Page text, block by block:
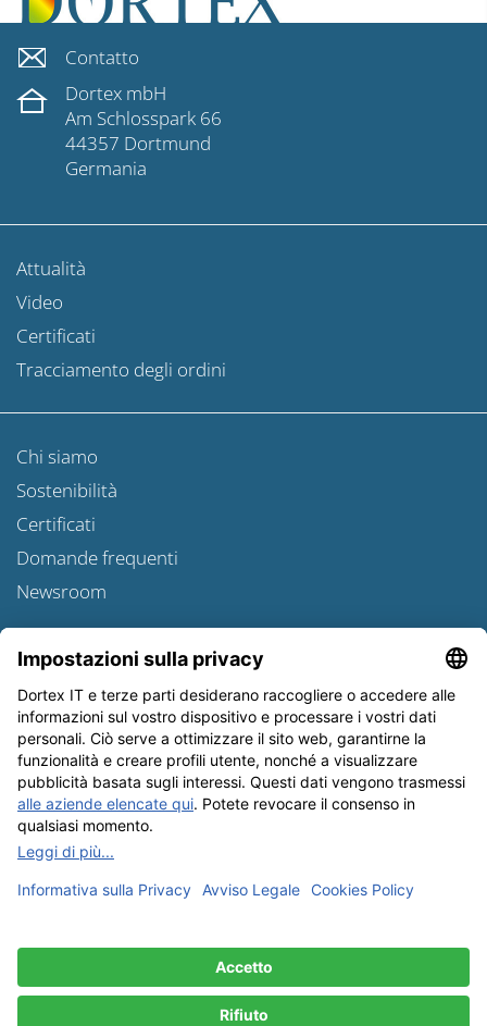
Contatto
Dortex mbH
Am Schlosspark 66
44357 Dortmund
Germania
Attualità
Video
Certificati
Tracciamento degli ordini
Chi siamo
Sostenibilità
Certificati
Domande frequenti
Newsroom
Informativa sulle spedizioni
Newsletter
Tutela dei dati
Condizioni Generali
Editoriale
I nostri metodi di pagamento: